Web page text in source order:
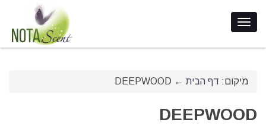
מיקום: דף הבית ←
DEEPWOOD
DEEPWOOD